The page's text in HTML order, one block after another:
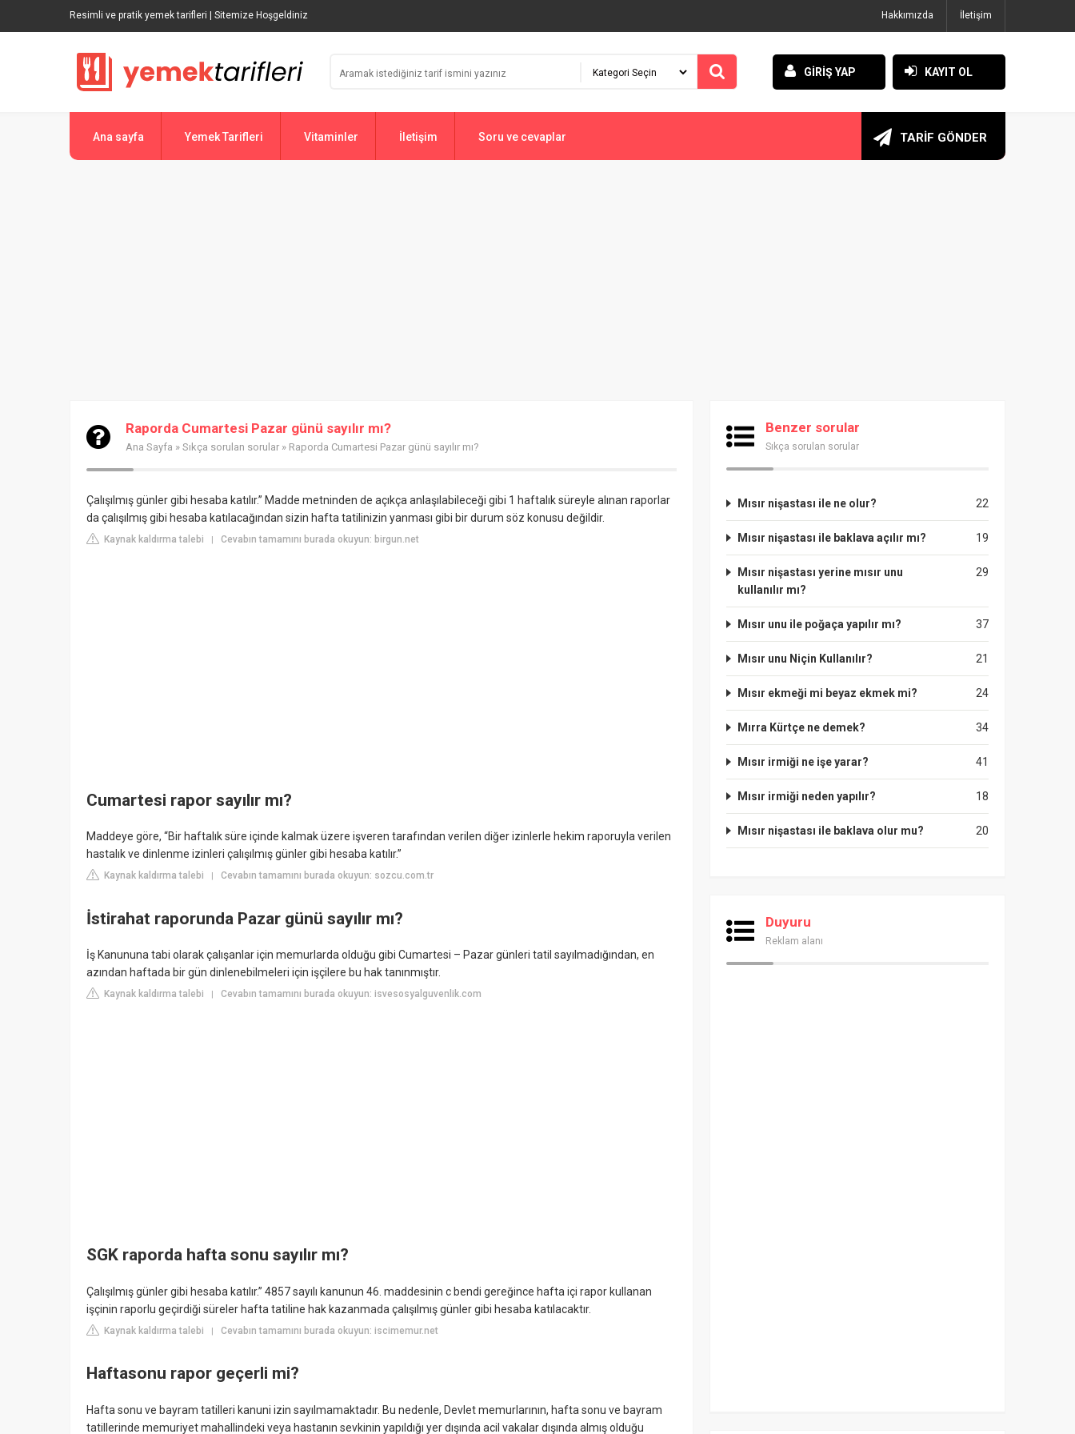
Resimli ve pratik yemek tarifleri | Sitemize Hoşgeldiniz Hakkımızda İletişim
GİRİŞ YAP KAYIT OL
Ana sayfa Yemek Tarifleri Vitaminler İletişim Soru ve cevaplar TARİF GÖNDER
Raporda Cumartesi Pazar günü sayılır mı?
Ana Sayfa » Sıkça sorulan sorular » Raporda Cumartesi Pazar günü sayılır mı?
Çalışılmış günler gibi hesaba katılır.” Madde metninden de açıkça anlaşılabileceği gibi 1 haftalık süreyle alınan raporlar
da çalışılmış gibi hesaba katılacağından sizin hafta tatilinizin yanması gibi bir durum söz konusu değildir.
Kaynak kaldırma talebi | Cevabın tamamını burada okuyun: birgun.net
Cumartesi rapor sayılır mı?
Maddeye göre, “Bir haftalık süre içinde kalmak üzere işveren tarafından verilen diğer izinlerle hekim raporuyla verilen
hastalık ve dinlenme izinleri çalışılmış günler gibi hesaba katılır.”
Kaynak kaldırma talebi Cevabın tamamını burada okuyun: sozcu.com.tr
İstirahat raporunda Pazar günü sayılır mı?
İş Kanununa tabi olarak çalışanlar için memurlarda olduğu gibi Cumartesi – Pazar günleri tatil sayılmadığından, en
azından haftada bir gün dinlenebilmeleri için işçilere bu hak tanınmıştır.
Kaynak kaldırma talebi Cevabın tamamını burada okuyun: isvesosyalguvenlik.com
SGK raporda hafta sonu sayılır mı?
Çalışılmış günler gibi hesaba katılır.” 4857 sayılı kanunun 46. maddesinin c bendi gereğince hafta içi rapor kullanan
işçinin raporlu geçirdiği süreler hafta tatiline hak kazanmada çalışılmış günler gibi hesaba katılacaktır.
Kaynak kaldırma talebi | Cevabın tamamını burada okuyun: iscimemur.net
Haftasonu rapor geçerli mi?
Hafta sonu ve bayram tatilleri kanuni izin sayılmamaktadır. Bu nedenle, Devlet memurlarının, hafta sonu ve bayram
tatillerinde memuriyet mahallindeki veya hastanın sevkinin yapıldığı yer dışında acil vakalar dışında almış olduğu
Benzer sorular
Sıkça sorulan sorular
22
Mısır nişastası ile ne olur?
19
Mısır nişastası ile baklava açılır mı?
29
Mısır nişastası yerine mısır unu
kullanılır mı?
37
Mısır unu ile poğaça yapılır mı?
21
Mısır unu Niçin Kullanılır?
24
Mısır ekmeği mi beyaz ekmek mi?
34
Mırra Kürtçe ne demek?
41
Mısır irmiği ne işe yarar?
18
Mısır irmiği neden yapılır?
20
Mısır nişastası ile baklava olur mu?
Duyuru
Reklam alanı